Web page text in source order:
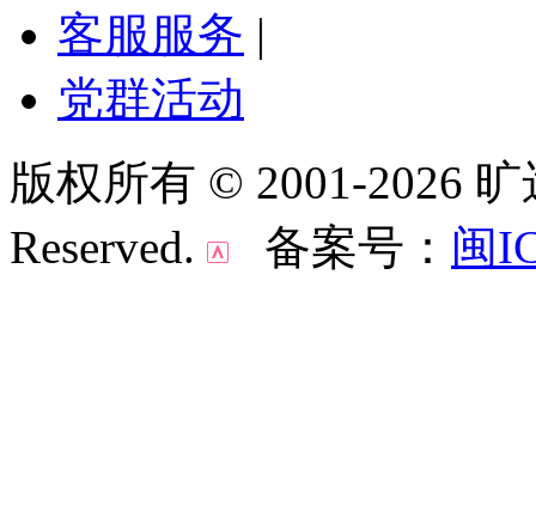
客服服务 |
党群活动
版权所有 © 2001-2026
Reserved.
备案号： 闽